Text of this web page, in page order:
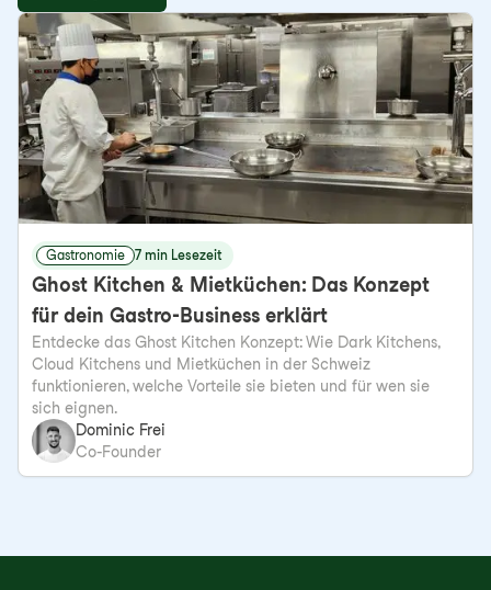
Gastronomie 7 min Lesezeit
Ghost Kitchen & Mietküchen: Das Konzept
für dein Gastro-Business erklärt
Entdecke das Ghost Kitchen Konzept: Wie Dark Kitchens,
Cloud Kitchens und Mietküchen in der Schweiz
funktionieren, welche Vorteile sie bieten und für wen sie
sich eignen.
Dominic Frei
Co-Founder